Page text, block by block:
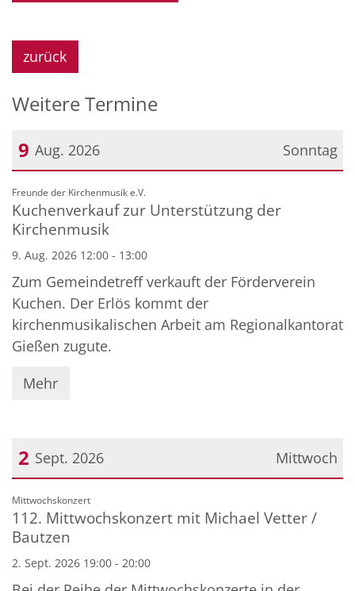
zurück
Weitere Termine
Sonntag
9 Aug. 2026
Datum: 9. August 2026
Freunde der Kirchenmusik e.V.
Kuchenverkauf zur Unterstützung der
Kirchenmusik
9. Aug. 2026 12:00 - 13:00
Zum Gemeindetreff verkauft der Förderverein
Kuchen. Der Erlös kommt der
kirchenmusikalischen Arbeit am Regionalkantorat
Gießen zugute.
Mehr
Mittwoch
2 Sept. 2026
Datum: 2. September 2026
Mittwochskonzert:
112. Mittwochskonzert mit Michael Vetter /
Bautzen
2. Sept. 2026 19:00 - 20:00